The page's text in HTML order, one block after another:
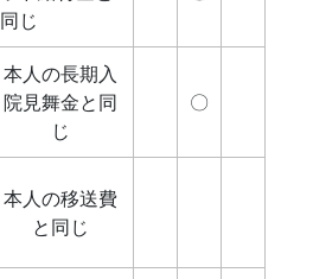
同じ
本人の長期入
院見舞金と同
じ
〇
本人の移送費
と同じ